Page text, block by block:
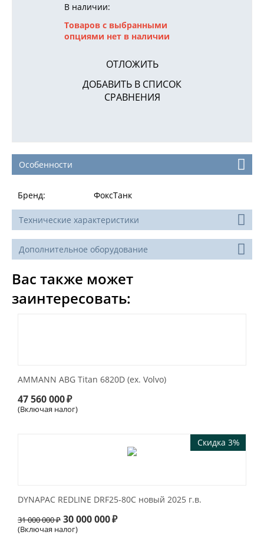
В наличии:
Товаров с выбранными
опциями нет в наличии
ОТЛОЖИТЬ
ДОБАВИТЬ В СПИСОК
СРАВНЕНИЯ
Особенности
Бренд: ФоксТанк
Технические характеристики
Дополнительное оборудование
Вас также может
заинтересовать:
AMMANN ABG Titan 6820D (ex. Volvo)
47 560 000₽
(Включая налог)
Скидка 3%
DYNAPAC REDLINE DRF25-80C новый 2025 г.в.
31 000 000₽ 30 000 000₽
(Включая налог)